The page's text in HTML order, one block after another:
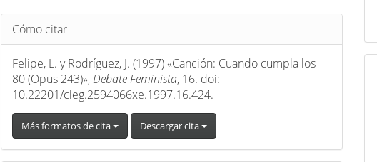
Detalles
del
artículo
Cómo citar
Felipe, L. y Rodríguez, J. (1997) «Canción: Cuando cumpla los
80 (Opus 243)», Debate Feminista, 16. doi:
10.22201/cieg.2594066xe.1997.16.424.
Más formatos de cita Descargar cita